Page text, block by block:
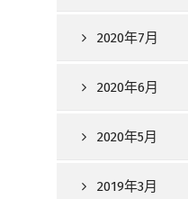
2020年7月
2020年6月
2020年5月
2019年3月